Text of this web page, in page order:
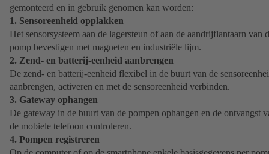
gemonteerd en in gebruik genomen kan worden:
1. Sensoreenheid opplakken
Het sensorsysteem aan de lagersteun of aan de aandrijflantaarn van
pomp bevestigen met magneten en industriële lijm.
2. Zend- en batterij-eenheid aanbrengen
De zend- en batterij-eenheid flexibel in de buurt van de
aanbrengen, activeren en met de sensoreenheid verbinden.
3. Gateway ophangen
De gateway in de buurt van de pompen ophangen en de ontvangst
de mobiele telefoon controleren.
4. Pompen registreren